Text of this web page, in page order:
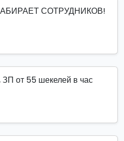
СОТРУДНИКОВ!
ЗП от 55 шекелей в час